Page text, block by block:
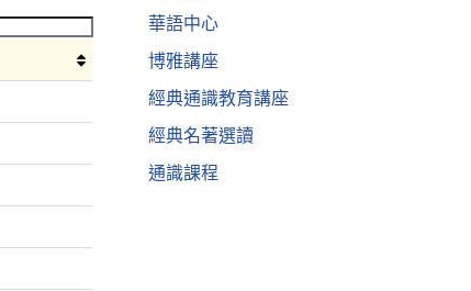
華語中心
博雅講座
經典通識教育講座
經典名著選讀
通識課程